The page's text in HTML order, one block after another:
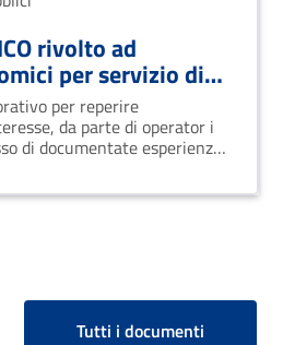
rivolto ad
per servizio di
per reperire
da parte di operator i
di documentate esperienze
Tutti i documenti